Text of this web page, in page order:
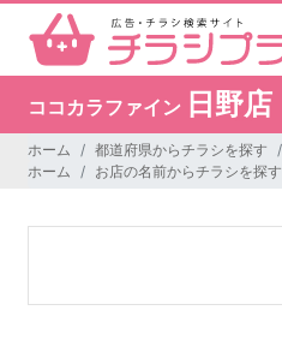
ココカラファイン 日野店
ホーム 都道府県からチラシを探す
ホーム
お店の名前からチラシを探す